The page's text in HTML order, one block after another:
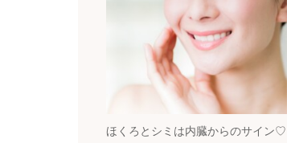
ほくろとシミは内臓からのサイン♡